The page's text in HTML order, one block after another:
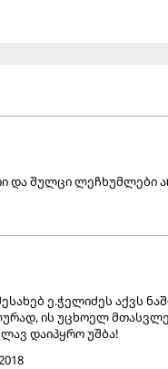
და შულცი ლეჩხუმლები
ე.ჭელიძეს აქვს
ის უცხოელ
დაიპყრო უშბა!